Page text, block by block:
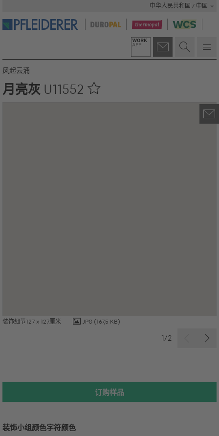
中华人民共和国 / 中国
装饰细节127 x 127厘米 JPG (167,5 KB)
1/2
风起云涌
月亮灰 U11552
订购样品
装饰小组 颜色字符颜色